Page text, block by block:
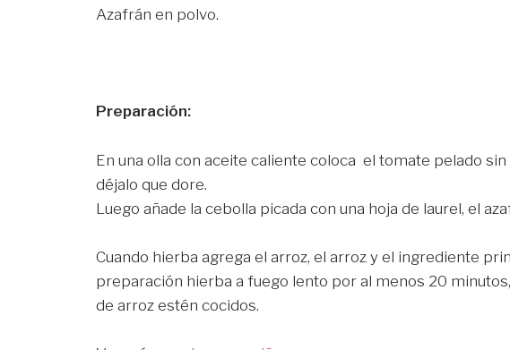
Azafrán en polvo.
Preparación:
En una olla con aceite caliente coloca el tomate pelado
déjalo que dore.
Luego añade la cebolla picada con una hoja de laurel, el
Cuando hierba agrega el arroz, el arroz y el ingrediente
preparación hierba a fuego lento por al menos 20
de arroz estén cocidos.